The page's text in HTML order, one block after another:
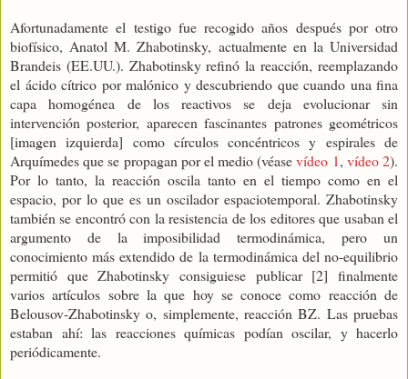
Afortunadamente el testigo fue recogido años después por otro
biofísico, Anatol M. Zhabotinsky, actualmente en la Universidad
Brandeis (EE.UU.). Zhabotinsky refinó la reacción, reemplazando
el ácido cítrico por malónico y descubriendo que cuando una fina
capa homogénea de los reactivos se deja evolucionar sin
intervención posterior, aparecen fascinantes patrones geométricos
[imagen izquierda] como círculos concéntricos y espirales de
Arquímedes que se propagan por el medio (véasevídeo 1, vídeo 2).
Por lo tanto, la reacción oscila tanto en el tiempo como en el
espacio, por lo que es un oscilador espaciotemporal. Zhabotinsky
también se encontró con la resistencia de los editores que usaban el
argumento de la imposibilidad termodinámica, pero un
conocimiento más extendido de la termodinámica del no-equilibrio
permitió que Zhabotinsky consiguiese publicar [2] finalmente
varios artículos sobre la que hoy se conoce como reacción de
Belousov-Zhabotinsky o, simplemente, reacción BZ. Las pruebas
estaban ahí: las reacciones químicas podían oscilar, y hacerlo
periódicamente.